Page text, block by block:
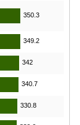
350.3
349.2
342
340.7
330.8